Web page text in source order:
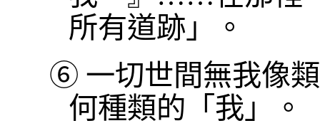
所有道跡」。
⑥ 一切世間無我像
何種類的「我」。